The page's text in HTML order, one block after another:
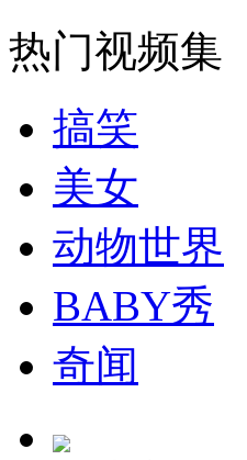
走！跟着总书记去植树
花炮节
热门视频集
搞笑
美女
动物世界
BABY秀
奇闻